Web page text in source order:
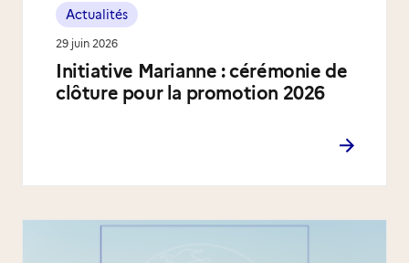
Initiative Marianne : cérémonie de
clôture pour la promotion 2026
Actualités
29 juin 2026